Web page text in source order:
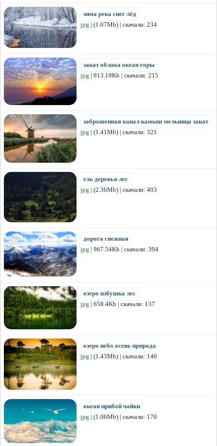
зима река снег лёд
jpg | (1.07Mb) | скачали: 234
закат облака океан горы
jpg | 913.19Kb | скачали: 215
заброшенная канал камыш мельница закат
jpg | (1.41Mb) | скачали: 321
ель деревья лес
jpg | (2.36Mb) | скачали: 403
дорога снежная
jpg | 967.54Kb | скачали: 394
озеро избушка лес
jpg | 658.4Kb | скачали: 137
озеро небо осень природа
jpg | (1.43Mb) | скачали: 146
океан прибой чайки
jpg | (1.06Mb) | скачали: 170